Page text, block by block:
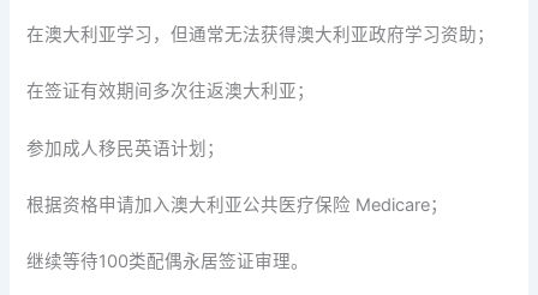
在澳大利亚学习，但通常无法获得澳大利亚政府学习资助；
在签证有效期间多次往返澳大利亚；
参加成人移民英语计划；
根据资格申请加入澳大利亚公共医疗保险 Medicare；
继续等待100类配偶永居签证审理。